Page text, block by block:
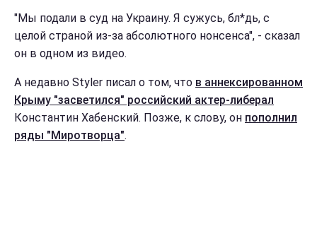
"Мы подали в суд на Украину. Я сужусь, бл*дь, с
целой страной из-за абсолютного нонсенса", - сказал
он в одном из видео.
А недавно Styler писал о том, что в аннексированном
Крыму "засветился" российский актер-либерал
Константин Хабенский. Позже, к слову, он пополнил
ряды "Миротворца".